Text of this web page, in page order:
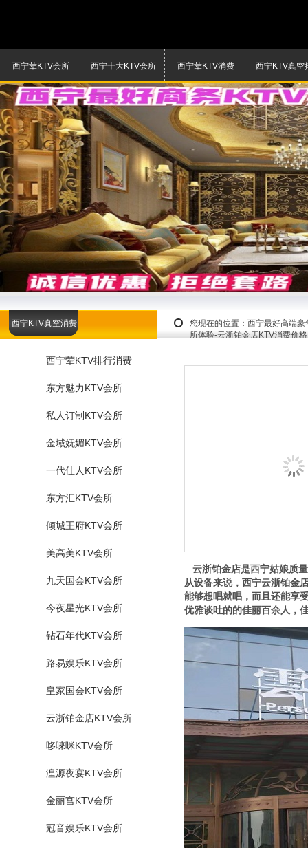
西宁荤KTV会所 西宁十大KTV会所 西宁荤KTV消费 西宁KTV真空
您现在的位置： 西宁最好高端豪
所体验-云浙铂金店KTV消费价
西宁KTV真空消费
西宁荤KTV排行消费
东方魅力KTV会所
私人订制KTV会所
金域妩媚KTV会所
一代佳人KTV会所
东方汇KTV会所
倾城王府KTV会所
美高美KTV会所
九天国会KTV会所
今夜星光KTV会所
钻石年代KTV会所
路易娱乐KTV会所
皇家国会KTV会所
云浙铂金店KTV会所
哆唻咪KTV会所
湟源夜宴KTV会所
金丽宫KTV会所
冠音娱乐KTV会所
云浙铂金店是西宁姑娘质
从设备来说，西宁云浙铂金
能够想唱就唱，而且还能享
优雅谈吐的的佳丽百余人，